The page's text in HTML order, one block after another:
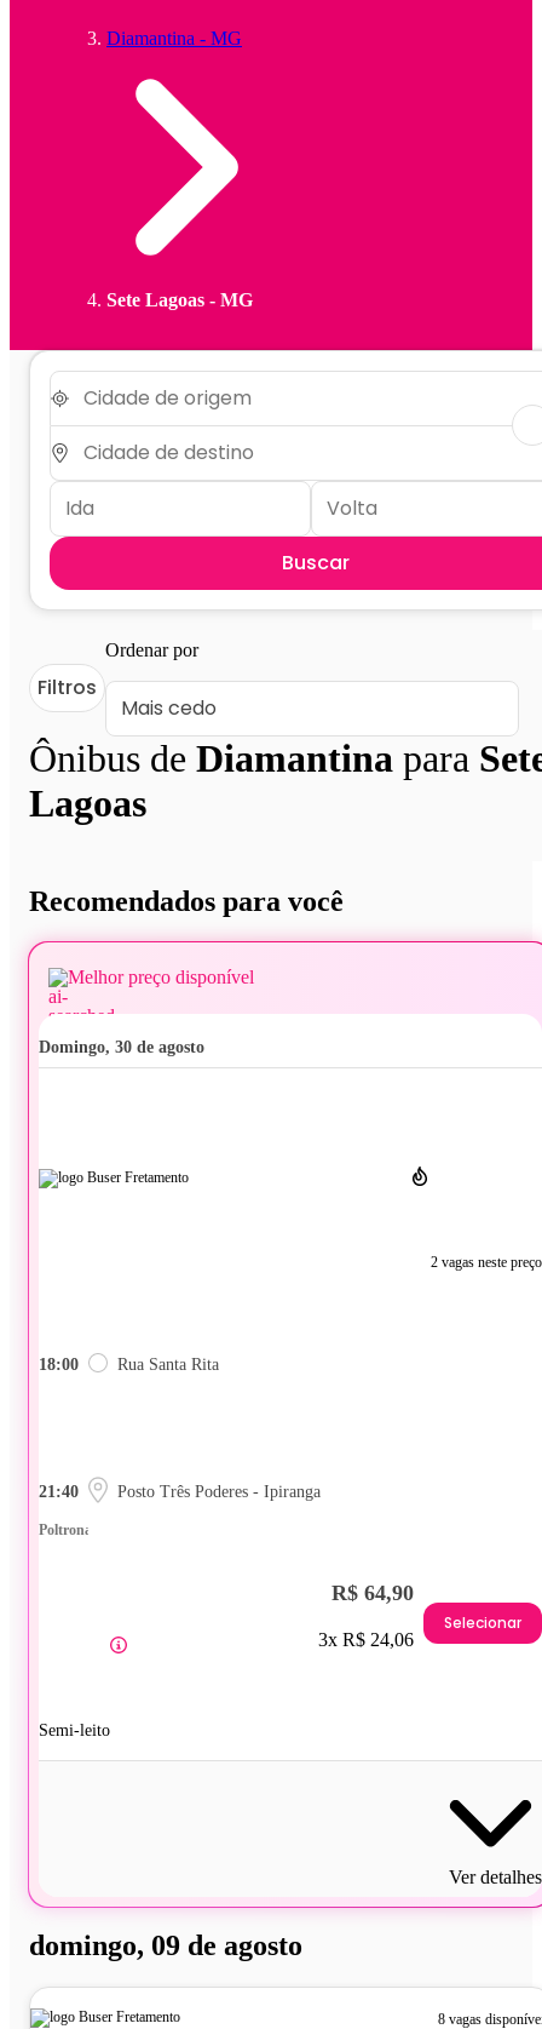
Diamantina - MG
Sete Lagoas - MG
Buscar
Ônibus de Diamantina para
Lagoas
Filtros
Ordenar por
Recomendados para você
Melhor preço disponível
domingo, 30 de agosto
2 vagas neste preço
18:00 Rua Santa Rita
21:40 Posto Três Poderes - Ipiranga
Poltrona
Semi-leito
R$ 64,90
3x R$ 24,06
Selecionar
Ver detalhes
domingo, 09 de agosto
8 vagas